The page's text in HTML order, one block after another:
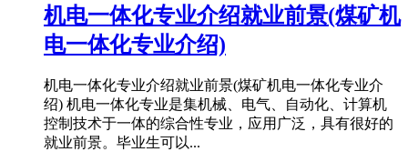
​机电一体化专业介绍就业前景(煤矿机
电一体化专业介绍)
机电一体化专业介绍就业前景(煤矿机电一体化专业介
绍) 机电一体化专业是集机械、电气、自动化、计算机
控制技术于一体的综合性专业，应用广泛，具有很好的
就业前景。毕业生可以...